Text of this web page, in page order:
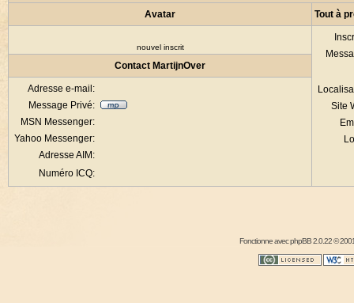
Avatar Tout à
nouvel inscrit
Site
Contact MartijnOver
Adresse e-mail:
Message Privé:
MSN Messenger:
Yahoo Messenger:
Adresse AIM:
Numéro ICQ:
Fonctionne avecphpBB2.0.22 ©